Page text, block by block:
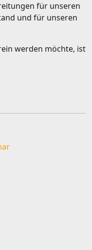
für unseren
und für unseren
werden möchte, ist